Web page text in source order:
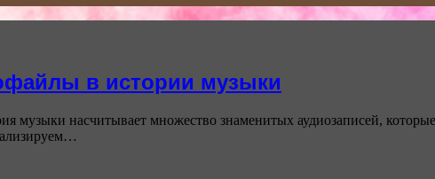
в истории музыки
музыки насчитывает множество знаменитых аудиозаписей,